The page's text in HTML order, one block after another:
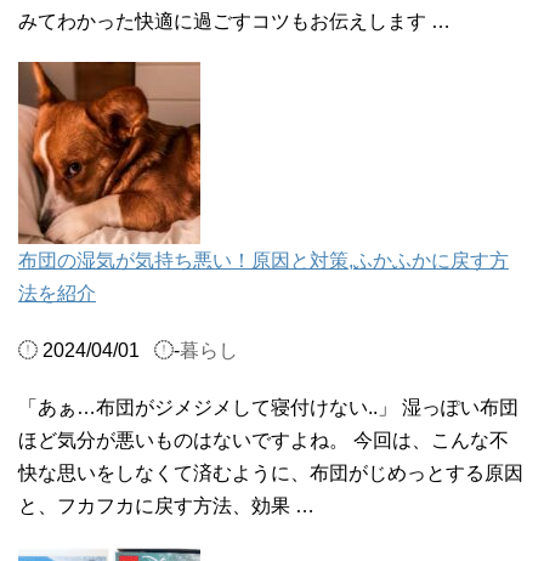
みてわかった快適に過ごすコツもお伝えします …
布団の湿気が気持ち悪い！原因と対策,ふかふかに戻す方
法を紹介
2024/04/01 -暮らし
「あぁ…布団がジメジメして寝付けない..」 湿っぽい布団
ほど気分が悪いものはないですよね。 今回は、こんな不
快な思いをしなくて済むように、布団がじめっとする原因
と、フカフカに戻す方法、効果 …